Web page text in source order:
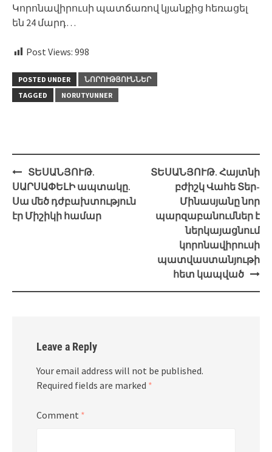
Կորոնավիրուսի պատճառով կյանքից հեռացել
են 24 մարդ…
Post Views: 998
POSTED UNDER
ՆՈՐՈՒԹՅՈՒՆՆԵՐ
TAGGED
NORUTYUNNER
Post
navigation
ՏԵՍԱՆՅՈՒԹ.
ՍԱՐՍԱՓԵԼԻ ապտակը.
Սա մեծ դժբախտություն
էր Միշիկի համար
ՏԵՍԱՆՅՈՒԹ. Հայտնի
բժիշկ Վահե Տեր-
Մինասյանը նոր
պարզաբանումներ է
ներկայացնում
կորոնավիրուսի
պատվաստանյութի
հետ կապված
Leave a Reply
Your email address will not be published.
Required fields are marked *
Comment *